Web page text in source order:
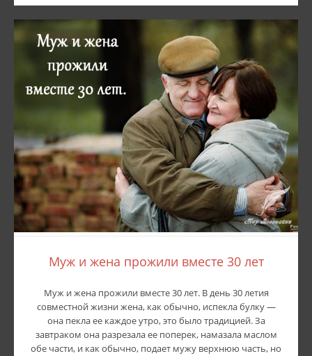
Муж и жена прожили вместе 30 лет
Муж и жена прожили вместе 30 лет. В день 30 летия
совместной жизни жена, как обычно, испекла булку —
она пекла ее каждое утро, это было традицией. За
завтраком она разрезала ее поперек, намазала маслом
обе части, и как обычно, подает мужу верхнюю часть, но